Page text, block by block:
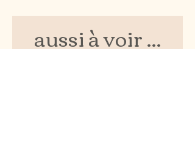
aussi à voir ...